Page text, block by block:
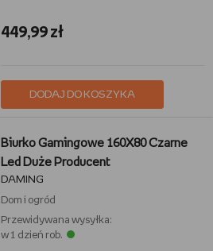
449,99 zł
DODAJ DO KOSZYKA
Biurko Gamingowe 160X80 Czarne
Led Duże Producent
DAMING
Dom i ogród
Przewidywana wysyłka:
w 1 dzień rob.